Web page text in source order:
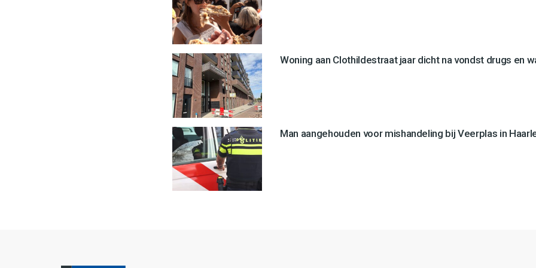
Woning aan Clothildestraat jaar dicht na vondst drugs en
Man aangehouden voor mishandeling bij Veerplas in